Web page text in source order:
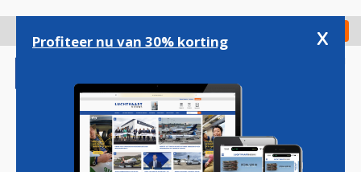
gaan
Check in
Profiteer nu van 30% korting x